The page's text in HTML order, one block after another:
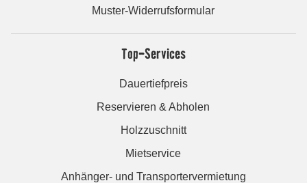
Muster-Widerrufsformular
Top-Services
Dauertiefpreis
Reservieren & Abholen
Holzzuschnitt
Mietservice
Anhänger- und Transportervermietung